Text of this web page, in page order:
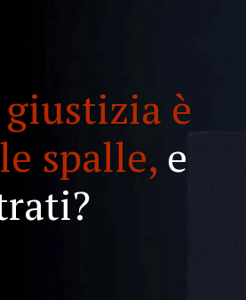
è
spalle, e